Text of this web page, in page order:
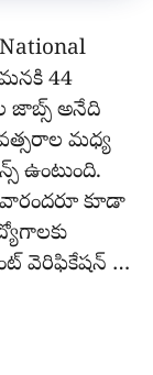
44
జాబ్స్ అనేది
మధ్య
ఉంటుంది.
వారందరూ కూడా
వెరిఫికేషన్ …